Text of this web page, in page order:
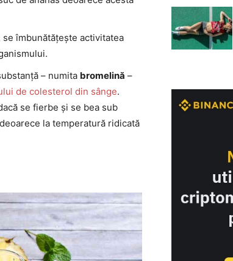
se îmbunătățește activitatea
– numita bromelină –
de colesterol din sânge.
se fierbe și se bea sub
la temperatură ridicată